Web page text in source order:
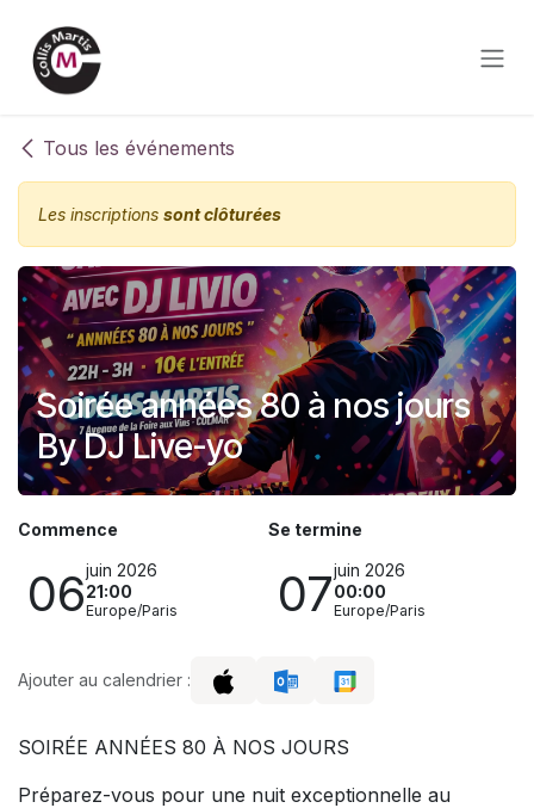
Tous les événements
Les inscriptions sont clôturées
Soirée années 80 à nos jours
By DJ Live-yo
Commence
06juin 2026
21:00
Europe/Paris
Se termine
07juin 2026
00:00
Europe/Paris
Ajouter au calendrier :
SOIRÉE ANNÉES 80 À NOS JOURS
Préparez-vous pour une nuit exceptionnelle au